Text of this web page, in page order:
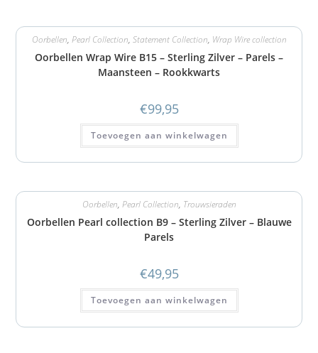
Oorbellen, Pearl Collection, Statement Collection, Wrap Wire collection
Oorbellen Wrap Wire B15 – Sterling Zilver – Parels –
Maansteen – Rookkwarts
€99,95
Toevoegen aan winkelwagen
Oorbellen, Pearl Collection, Trouwsieraden
Oorbellen Pearl collection B9 – Sterling Zilver – Blauwe
Parels
€49,95
Toevoegen aan winkelwagen